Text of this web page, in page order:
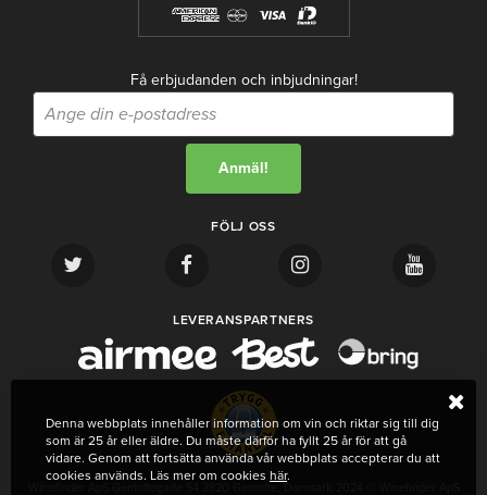
Få erbjudanden och inbjudningar!
FÖLJ OSS
LEVERANSPARTNERS
Denna webbplats innehåller information om vin och riktar sig till dig
som är 25 år eller äldre. Du måste därför ha fyllt 25 år för att gå
vidare. Genom att fortsätta använda vår webbplats accepterar du att
cookies används. Läs mer om cookies här.